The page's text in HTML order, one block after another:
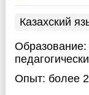
Казахский
Образование:
Опыт: более